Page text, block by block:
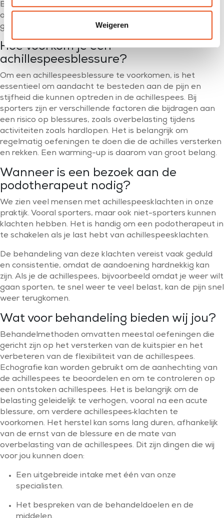
Weigeren
Bij chronische klachten kan het nodig zijn om injecties te
overwegen, maar dit moet altijd in overleg met een arts
gebeuren.
Hoe voorkom je een
achillespeesblessure?
Om een achillespeesblessure te voorkomen, is het
essentieel om aandacht te besteden aan de pijn en
stijfheid die kunnen optreden in de achillespees. Bij
sporters zijn er verschillende factoren die bijdragen aan
een risico op blessures, zoals overbelasting tijdens
activiteiten zoals hardlopen. Het is belangrijk om
regelmatig oefeningen te doen die de achilles versterken
en rekken. Een warming-up is daarom van groot belang.
Wanneer is een bezoek aan de
podotherapeut nodig?
We zien veel mensen met achillespeesklachten in onze
praktijk. Vooral sporters, maar ook niet-sporters kunnen
klachten hebben. Het is handig om een podotherapeut in
te schakelen als je last hebt van achillespeesklachten.
De behandeling van deze klachten vereist vaak geduld
en consistentie, omdat de aandoening hardnekkig kan
zijn. Als je de achillespees, bijvoorbeeld omdat je weer wilt
gaan sporten, te snel weer te veel belast, kan de pijn snel
weer terugkomen.
Wat voor behandeling bieden wij jou?
Behandelmethoden omvatten meestal oefeningen die
gericht zijn op het versterken van de kuitspier en het
verbeteren van de flexibiliteit van de achillespees.
Echografie kan worden gebruikt om de aanhechting van
de achillespees te beoordelen en om te controleren op
een ontstoken achillespees. Het is belangrijk om de
belasting geleidelijk te verhogen, vooral na een acute
blessure, om verdere achillespees klachten te
voorkomen. Het herstel kan soms lang duren, afhankelijk
van de ernst van de blessure en de mate van
overbelasting van de achillespees. Dit zijn dingen die wij
voor jou kunnen doen:
Een uitgebreide intake met één van onze
specialisten.
Het bespreken van de behandeldoelen en de